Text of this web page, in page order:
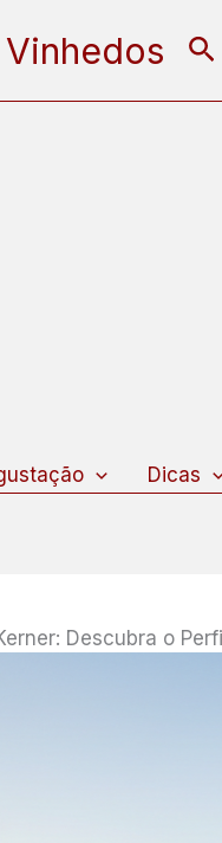
Dicas
Descubra o